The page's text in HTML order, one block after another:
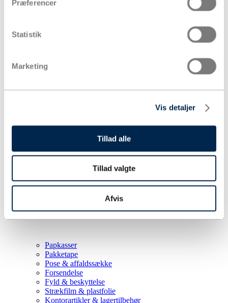
Præferencer
Statistik
Marketing
Vis detaljer
Tillad alle
Tillad valgte
Afvis
Papkasser
Pakketape
Pose & affaldssække
Forsendelse
Fyld & beskyttelse
Strækfilm & plastfolie
Kontorartikler & lagertilbehør